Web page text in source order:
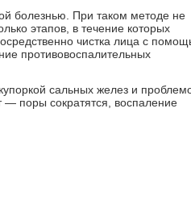
болезнью. При таком методе не
этапов, в течение которых
чистка лица с
противовоспалительных
сальных желез и
поры сократятся, воспаление